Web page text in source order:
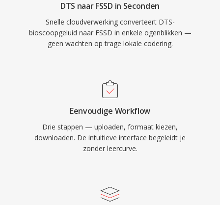
DTS naar FSSD in Seconden
Snelle cloudverwerking converteert DTS-
bioscoopgeluid naar FSSD in enkele ogenblikken —
geen wachten op trage lokale codering.
Eenvoudige Workflow
Drie stappen — uploaden, formaat kiezen,
downloaden. De intuitieve interface begeleidt je
zonder leercurve.